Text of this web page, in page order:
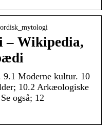
– Wikipedia,
Moderne kultur. 10
10.2 Arkæologiske
også; 12